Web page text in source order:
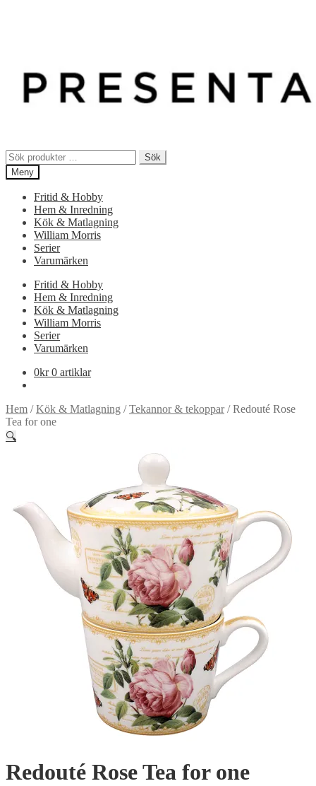
Sök
efter:
Sök
Meny
Fritid & Hobby
Hem & Inredning
Kök & Matlagning
William Morris
Serier
Varumärken
Fritid & Hobby
Hem & Inredning
Kök & Matlagning
William Morris
Serier
Varumärken
0kr 0 artiklar
Hem /Kök & Matlagning /Tekannor & tekoppar/Redouté Rose
Tea for one
🔍
Redouté Rose Tea for one